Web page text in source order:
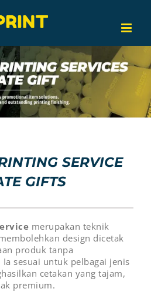
SERVICE
GIFTS
merupakan teknik
design dicetak
produk tanpa
sesuai untuk pelbagai jenis
cetakan yang tajam,
premium.